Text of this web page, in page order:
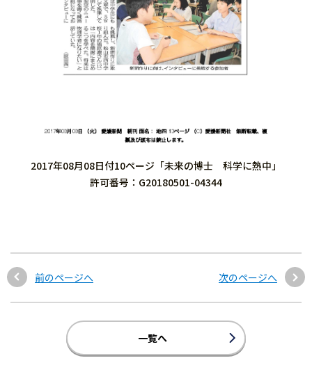
2017年08月08日付10ページ「未来の博士 科学に熱中」
許可番号：G20180501-04344
前のページへ 次のページへ
一覧へ